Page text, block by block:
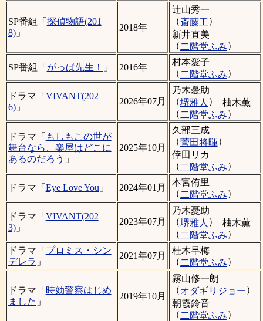
SP番組「 探偵物語(201
8)」
2018年
辻山秀一
（斎藤工）
新井直美
（ 二階堂ふみ）
SP番組「 がっぱ先生！ 」 2016年
村本愛子
（ 二階堂ふみ）
ドラマ「 VIVANT(202
6)」
2026年07月
乃木憂助
（堺雅人 ）
柚木薫
（ 二階堂ふみ）
ドラマ「 もしもこの世が
舞台なら、楽屋はどこに
あるのだろう 」
2025年10月
久部三成
（菅田将暉）
倖田リカ
（ 二階堂ふみ）
ドラマ「 Eye Love You 」 2024年01月
本宮侑里
（ 二階堂ふみ）
ドラマ「 VIVANT(202
3)」
2023年07月
乃木憂助
（堺雅人 ）
柚木薫
（ 二階堂ふみ）
ドラマ「 プロミス・シン
デレラ 」
2021年07月
桂木早梅
（ 二階堂ふみ）
ドラマ「 時効警察はじめ
ました 」
2019年10月
霧山修一朗
（オダギリジョー）
朝霞鈴音
（ 二階堂ふみ）